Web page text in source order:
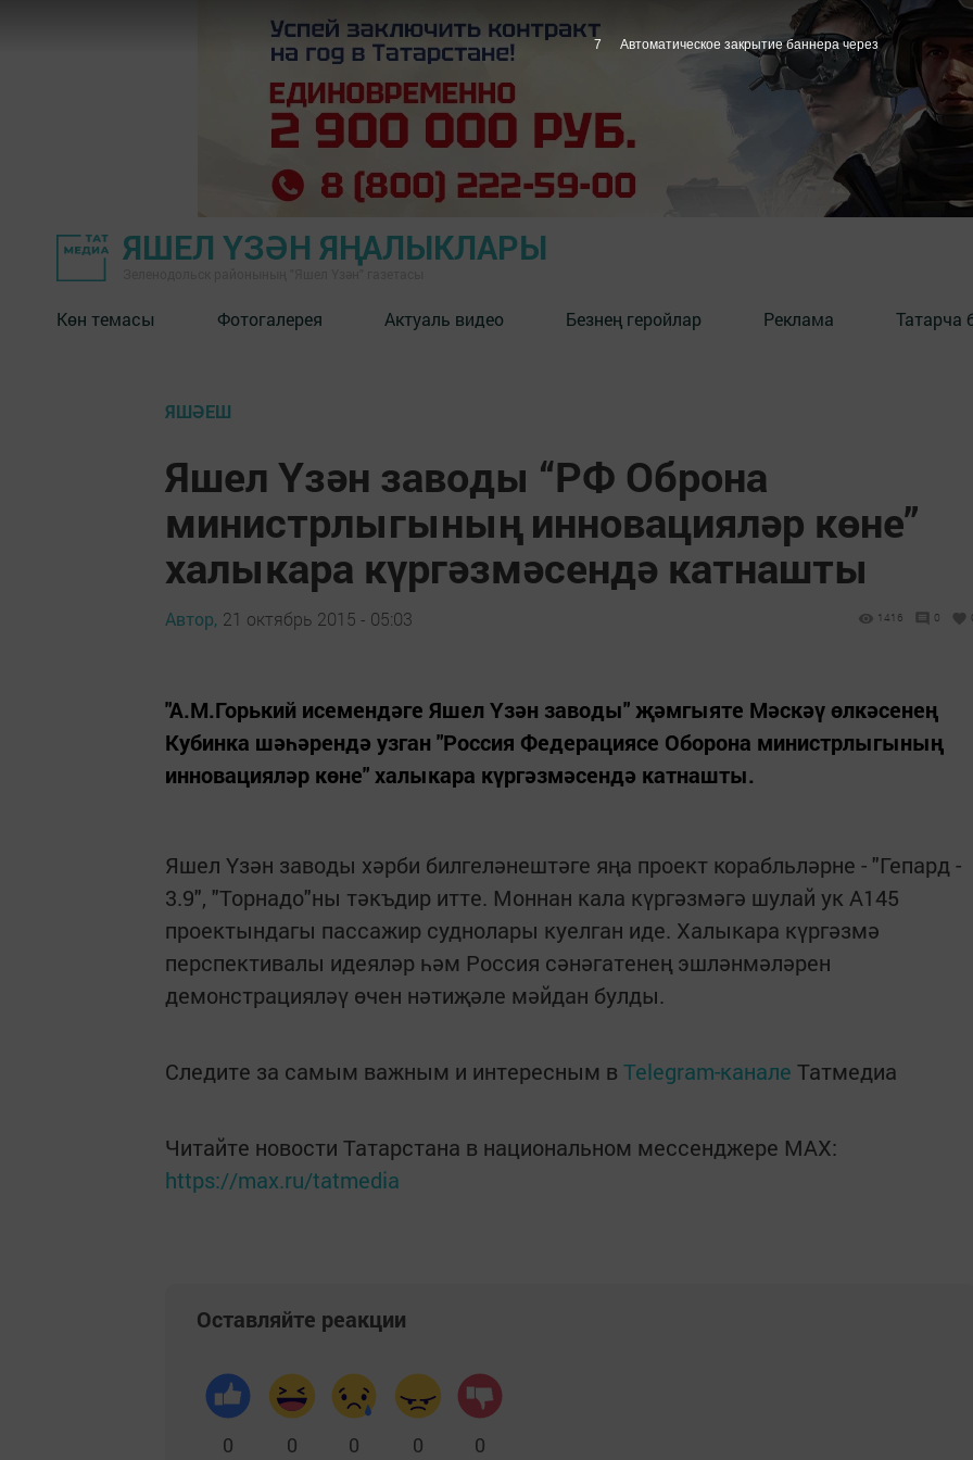
ЯШЕЛ ҮЗӘН ЯҢАЛЫКЛАРЫ
Көн темасы Фотогалерея Актуаль видео Безнең геройлар Реклама Татарча
ЯШӘЕШ
Яшел Үзән заводы “РФ Оброна
министрлыгының инновацияләр көне”
халыкара күргәзмәсендә катнашты
Автор, 21 октябрь 2015 - 05:03 1416 0
"А.М.Горький исемендәге Яшел Үзән заводы" җәмгыяте Мәскәү өлкәсенең
Кубинка шәһәрендә узган "Россия Федерациясе Оборона министрлыгының
инновацияләр көне" халыкара күргәзмәсендә катнашты.
Яшел Үзән заводы хәрби билгеләнештәге яңа проект корабльләрне - "Гепард -
3.9", "Торнадо"ны тәкъдир итте. Моннан кала күргәзмәгә шулай ук А145
проектындагы пассажир суднолары куелган иде. Халыкара күргәзмә
перспективалы идеяләр һәм Россия сәнәгатенең эшләнмәләрен
демонстрацияләү өчен нәтиҗәле мәйдан булды.
Следите за самым важным и интересным в Telegram-канале Татмедиа
Читайте новости Татарстана в национальном мессенджере MАХ:
https://max.ru/tatmedia
Оставляйте реакции
0 0 0 0 0
6 Автоматическое закрытие баннера через